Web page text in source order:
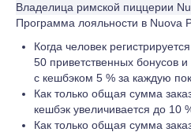
Владелица римской пиццерии
Программа лояльности в Nuova
Когда человек
50 приветственных бонусов
с кешбэком 5 % за каждую
Как только общая сумма
кешбэк увеличивается до 10
Как только общая сумма